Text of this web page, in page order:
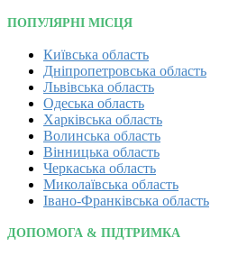
ПОПУЛЯРНІ МІСЦЯ
Київська область
Дніпропетровська область
Львівська область
Одеська область
Харківська область
Волинська область
Вінницька область
Черкаська область
Миколаївська область
Івано-Франківська область
ДОПОМОГА & ПІДТРИМКА